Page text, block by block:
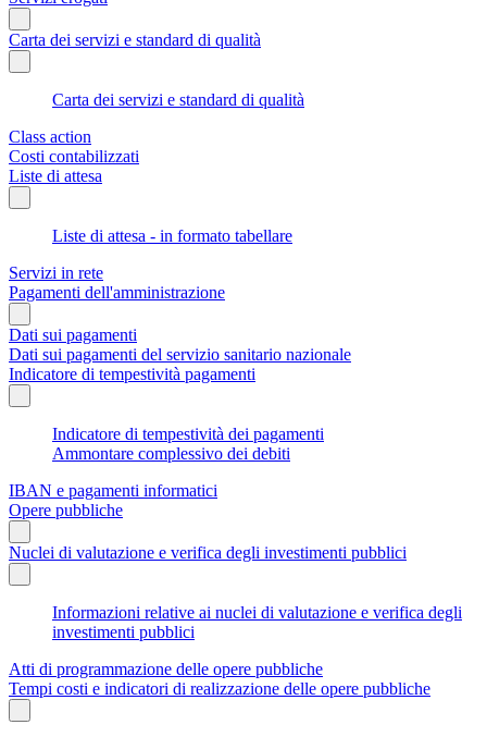
Carta dei servizi e standard di qualità
Carta dei servizi e standard di qualità
Class action
Costi contabilizzati
Liste di attesa
Liste di attesa - in formato tabellare
Servizi in rete
Pagamenti dell'amministrazione
Dati sui pagamenti
Dati sui pagamenti del servizio sanitario nazionale
Indicatore di tempestività pagamenti
Indicatore di tempestività dei pagamenti
Ammontare complessivo dei debiti
IBAN e pagamenti informatici
Opere pubbliche
Nuclei di valutazione e verifica degli investimenti pubblici
Informazioni relative ai nuclei di valutazione e verifica degli
investimenti pubblici
Atti di programmazione delle opere pubbliche
Tempi costi e indicatori di realizzazione delle opere pubbliche